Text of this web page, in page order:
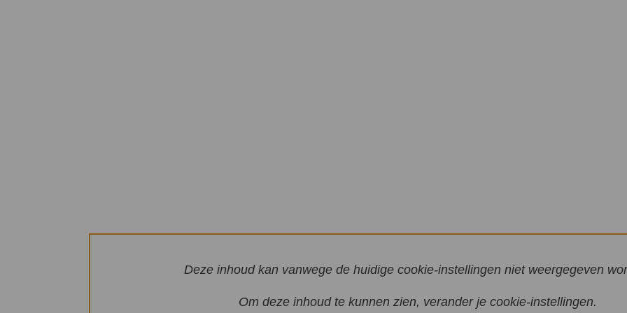
Deze inhoud kan vanwege de huidige cookie-instellingen niet weergegeven
Om deze inhoud te kunnen zien, verander je cookie-instellingen.